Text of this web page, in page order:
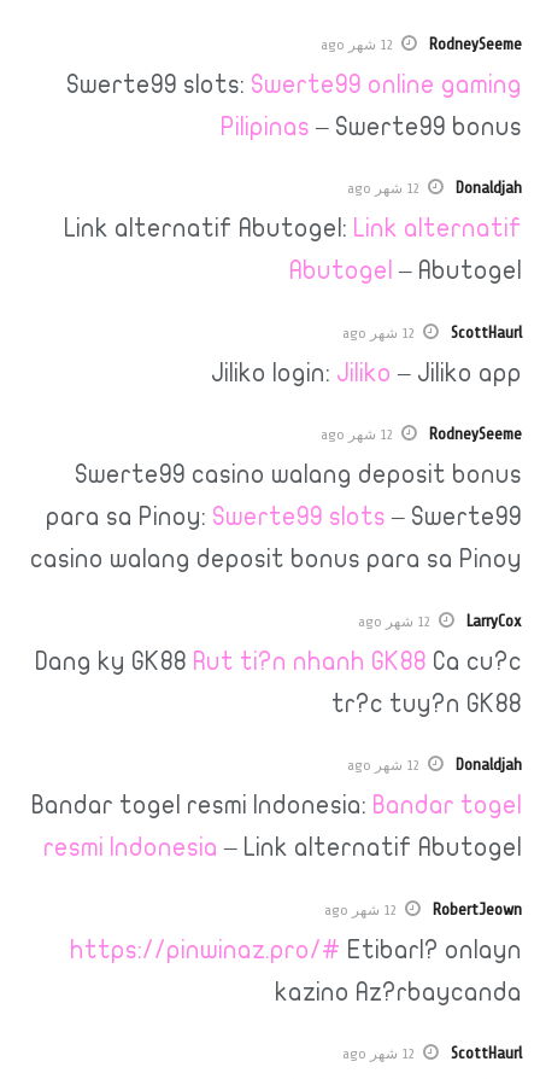
12 شهر ago
Swerte99 slots:Swerte99 online
Pilipinas–
12 شهر ago
Link alternatif Abutogel:Link
Abutogel–
12 شهر ago
Jiliko login: Jiliko–
12 شهر ago
Swerte99 casino walang
para sa Pinoy:Swerte99 slots–
casino walang deposit bonus para
12 شهر ago
Dang ky GK88 Rut ti?n nhanh GK88
tr?c
12 شهر ago
Bandar togel resmi Indonesia:
resmi Indonesia– Link alternatif
12 شهر ago
https://pinwinaz.pro/#
kazino
12 شهر ago